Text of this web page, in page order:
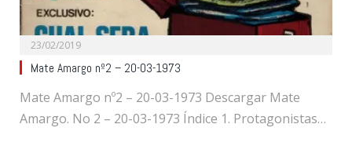
23/02/2019
Mate Amargo nº2 – 20-03-1973
Mate Amargo nº2 – 20-03-1973 Descargar Mate
Amargo. No 2 – 20-03-1973 Índice 1. Protagonistas…